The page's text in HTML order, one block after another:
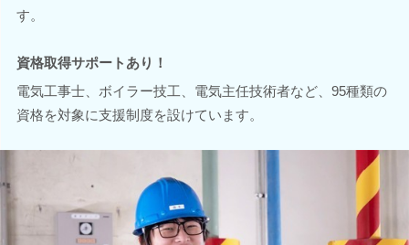
す。
資格取得サポートあり！
電気工事士、ボイラー技工、電気主任技術者など、95種類の
資格を対象に支援制度を設けています。